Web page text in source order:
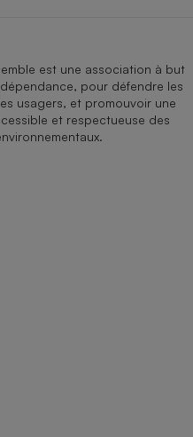
est une association à but
pour défendre les
usagers, et promouvoir une
et respectueuse des